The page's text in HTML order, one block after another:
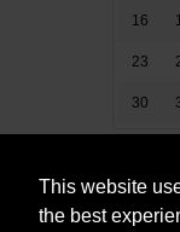
This website
the best
16
23
30